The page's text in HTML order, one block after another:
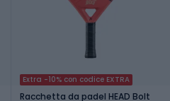
Extra -10% con codice EXTRA
Racchetta da padel HEAD Bolt